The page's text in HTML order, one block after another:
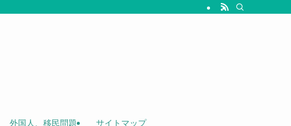
外国人、移民問題 サイトマップ